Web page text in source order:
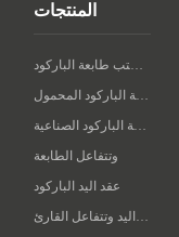
المنتجات
سطح المكتب طابعة الباركود
طابعة الباركود المحمول
طابعة الباركود الصناعية
وتتفاعل الطابعة
عقد اليد الباركود
عقد اليد وتتفاعل القارئ